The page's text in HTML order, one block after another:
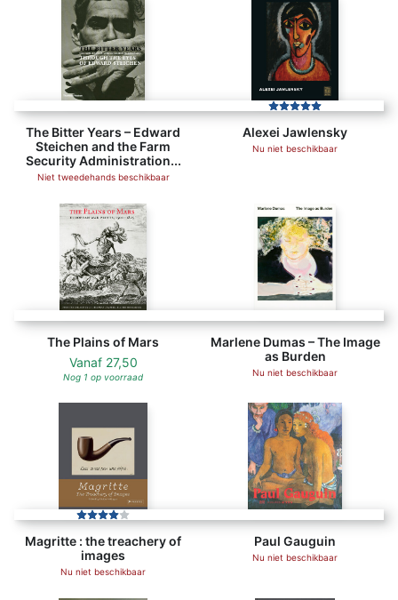
The Bitter Years – Edward
Steichen and the Farm
Security Administration...
Niet tweedehands beschikbaar
Alexei Jawlensky
Nu niet beschikbaar
The Plains of Mars
Vanaf 27,50
Nog 1 op voorraad
Marlene Dumas – The Image
as Burden
Nu niet beschikbaar
Magritte : the treachery of
images
Nu niet beschikbaar
Paul Gauguin
Nu niet beschikbaar